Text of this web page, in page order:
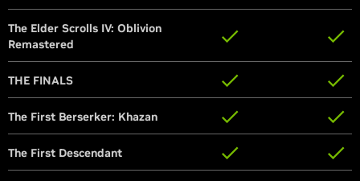
The Elder Scrolls IV: Oblivion
Remastered
THE FINALS
The First Berserker: Khazan
The First Descendant
The Elder Scrolls IV: Oblivion
Remastered
THE FINALS
The First Berserker: Khazan
The First Descendant